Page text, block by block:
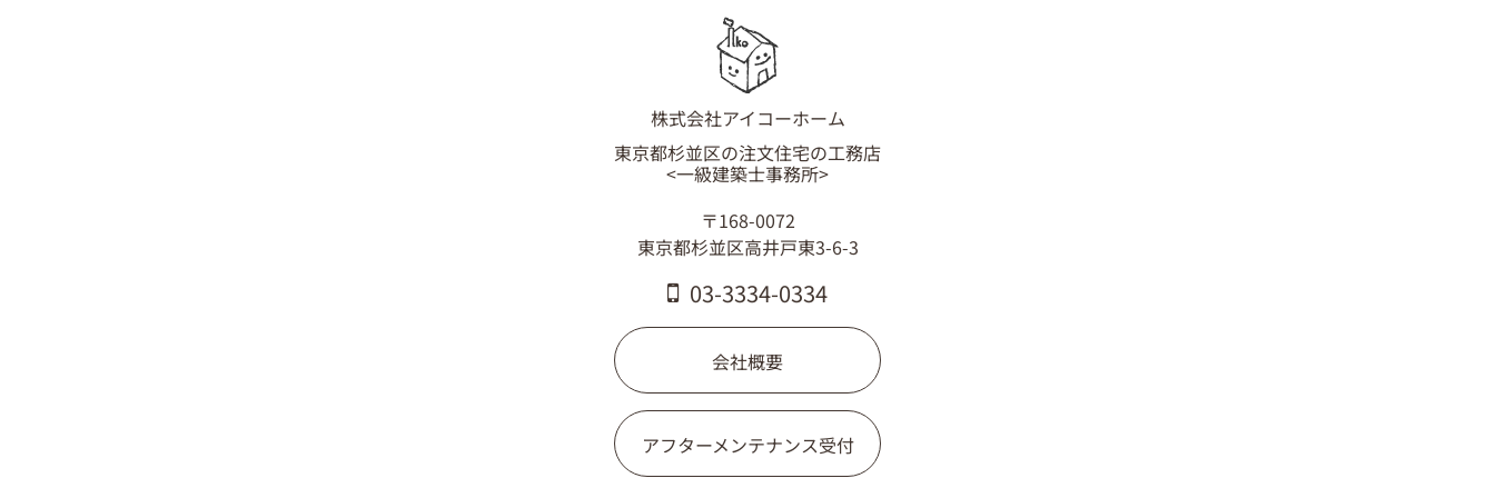
株式会社アイコーホーム
東京都杉並区の注文住宅の工務店
<一級建築士事務所>
〒168-0072
東京都杉並区高井戸東3-6-3
03-3334-0334
会社概要
アフターメンテナンス受付